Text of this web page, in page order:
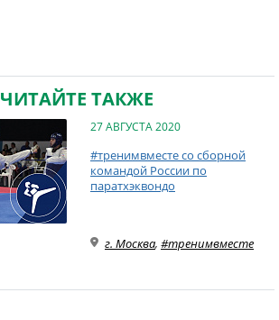
ЧИТАЙТЕ ТАКЖЕ
27 АВГУСТА 2020
#тренимвместе со сборной
командой России по
паратхэквондо
г. Москва, #тренимвместе